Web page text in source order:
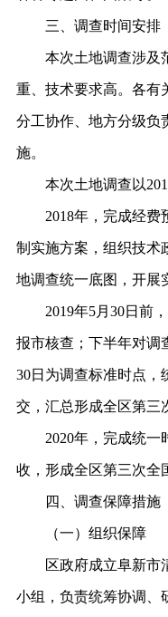
三、调查时间安排
本次土地调查涉及
重、技术要求高。各有
分工协作、地方分级负
施。
本次土地调查以
2018年，完成经
制实施方案，组织技术
地调查统一底图，开展
2019年5月30日前
报市核查；下半年对调
30日为调查标准时点，
交，汇总形成全区第三
2020年，完成统
收，形成全区第三次全
四、调查保障措施
（一）组织保障
区政府成立阜新市
小组，负责统筹协调、